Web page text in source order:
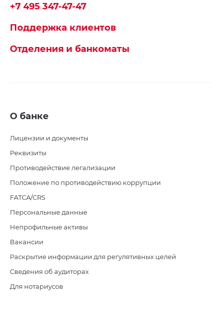
+7 495 347-47-47
Поддержка клиентов
Отделения и банкоматы
О банке
Лицензии и документы
Реквизиты
Противодействие легализации
Положение по противодействию коррупции
FATCA/CRS
Персональные данные
Непрофильные активы
Вакансии
Раскрытие информации для регулятивных целей
Сведения об аудиторах
Для нотариусов